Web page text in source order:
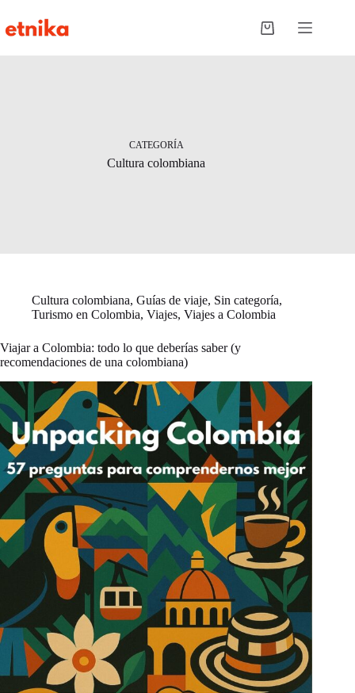
contenido
Carro
CATEGORÍA
Cultura colombiana
Cultura colombiana, Guías de viaje, Sin categoría,
Turismo en Colombia, Viajes, Viajes a Colombia
Viajar a Colombia: todo lo que deberías saber (y
recomendaciones de una colombiana)